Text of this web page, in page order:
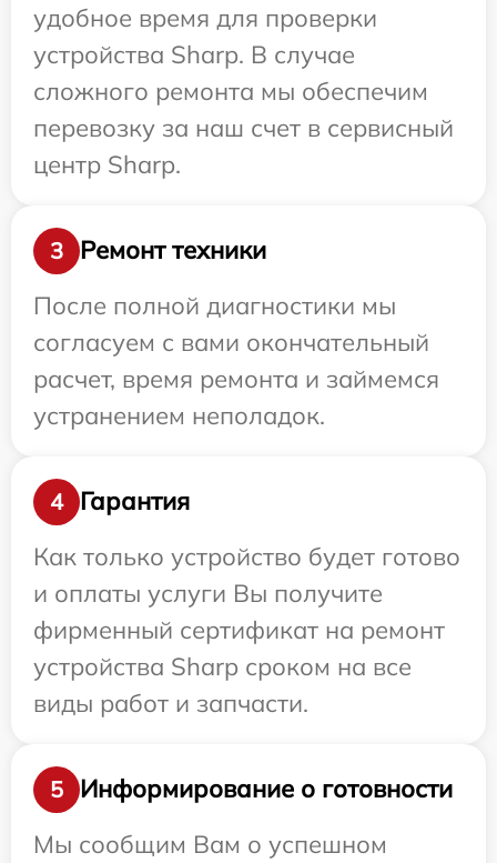
удобное время для проверки
устройства Sharp. В случае
сложного ремонта мы обеспечим
перевозку за наш счет в сервисный
центр Sharp.
3
Ремонт техники
После полной диагностики мы
согласуем с вами окончательный
расчет, время ремонта и займемся
устранением неполадок.
4
Гарантия
Как только устройство будет готово
и оплаты услуги Вы получите
фирменный сертификат на ремонт
устройства Sharp сроком на все
виды работ и запчасти.
5
Информирование о готовности
Мы сообщим Вам о успешном